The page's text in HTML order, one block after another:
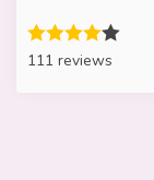
111 reviews